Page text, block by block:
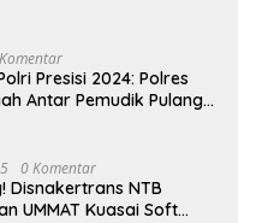
Presisi 2024: Polres
Antar Pemudik Pulang
0 Komentar
Disnakertrans NTB
UMMAT Kuasai Soft